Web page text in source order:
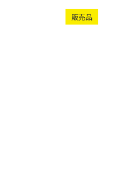
販売品